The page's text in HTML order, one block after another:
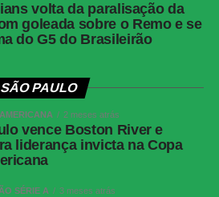
volta da paralisação da
goleada sobre o Remo e se
do G5 do Brasileirão
SÃO PAULO
2 meses atrás
vence Boston River e
liderança invicta na Copa
SÉRIE A 3 meses atrás